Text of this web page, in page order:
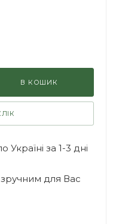
В КОШИК
за 1-3 дні
для Вас